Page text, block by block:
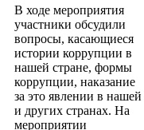
В ходе мероприятия
участники обсудили
вопросы, касающиеся
истории коррупции в
нашей стране, формы
коррупции, наказание
за это явлении в нашей
и других странах. На
мероприятии